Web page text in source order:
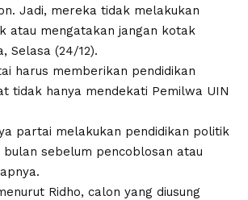
Jadi, mereka tidak melakukan
atau mengatakan jangan kotak
Selasa (24/12).
harus memberikan pendidikan
tidak hanya mendekati Pemilwa UIN
partai melakukan pendidikan politik
sebelum pencoblosan atau
Ridho, calon yang diusung